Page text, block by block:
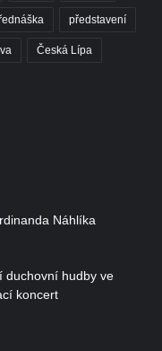
představení
Česká Lípa
Náhlíka
duchovní hudby ve
koncert